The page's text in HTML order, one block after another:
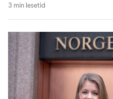
3 min lesetid